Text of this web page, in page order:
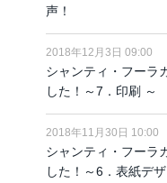
声！
2018年12月3日 09:00
シャンティ・フーラ
した！～7．印刷 ～
2018年11月30日 10:00
シャンティ・フーラ
した！～6．表紙デ